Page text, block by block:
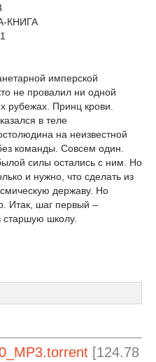
КНИГА
имперской
не провалил ни одной
рубежах. Принц крови.
в теле
на неизвестной
команды. Совсем один.
силы остались с ним. Но
и нужно, что сделать из
державу. Но
Итак, шаг первый –
старшую школу.
[124.78